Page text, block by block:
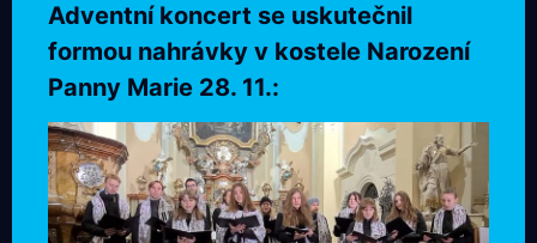
Adventní koncert se uskutečnil
formou nahrávky v kostele Narození
Panny Marie 28. 11.: